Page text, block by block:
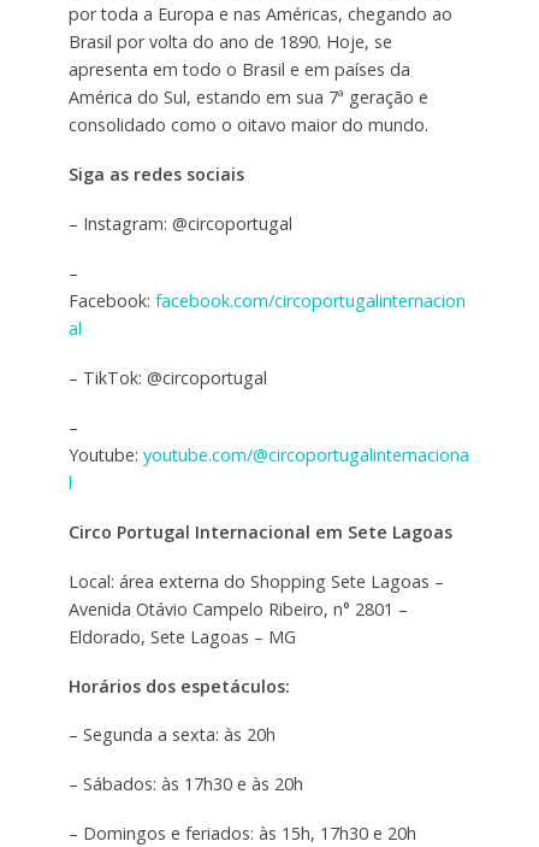
por toda a Europa e nas Américas, chegando ao
Brasil por volta do ano de 1890. Hoje, se
apresenta em todo o Brasil e em países da
América do Sul, estando em sua 7ª geração e
consolidado como o oitavo maior do mundo.
Siga as redes sociais
– Instagram: @circoportugal
–
Facebook: facebook.com/circoportugalinternacion
al
– TikTok: @circoportugal
–
Youtube: youtube.com/@circoportugalinternaciona
l
Circo Portugal Internacional em Sete Lagoas
Local: área externa do Shopping Sete Lagoas –
Avenida Otávio Campelo Ribeiro, n° 2801 –
Eldorado, Sete Lagoas – MG
Horários dos espetáculos:
– Segunda a sexta: às 20h
– Sábados: às 17h30 e às 20h
– Domingos e feriados: às 15h, 17h30 e 20h